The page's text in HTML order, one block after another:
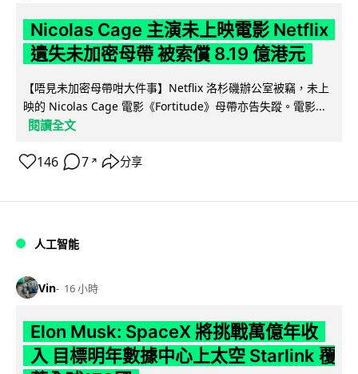
Nicolas Cage 主演未上映電影 Netflix
遺失未加密母帶 被索償 8.19 億港元
【唔見未加密母帶咁大件事】Netflix 洛杉磯辦公室被竊，未上
映的 Nicolas Cage 電影《Fortitude》母帶亦告失蹤。電影...
閱讀全文
146 7 ↗ 分享
人工智能
Vin 16 小時
Elon Musk: SpaceX 將挑戰萬億年收
入 目標明年數據中心上太空 Starlink 覆